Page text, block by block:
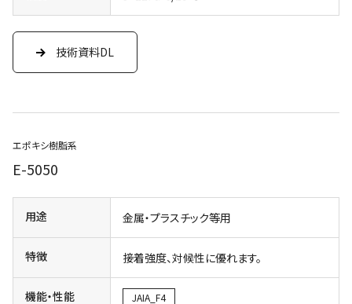
技術資料DL
エポキシ樹脂系
E-5050
用途 金属・プラスチック等用
特徴 接着強度、対候性に優れます。
機能・性能 JAIA_F4